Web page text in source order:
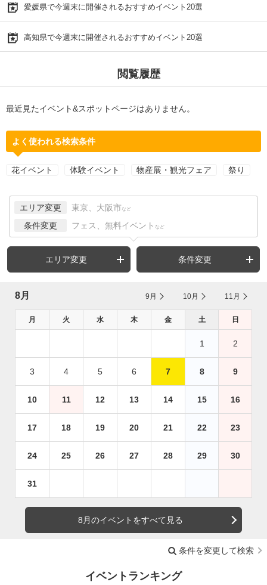
愛媛県で今週末に開催されるおすすめイベント20選
高知県で今週末に開催されるおすすめイベント20選
閲覧履歴
最近見たイベント&スポットページはありません。
よく使われる検索条件
花イベント 体験イベント 物産展・観光フェア 祭り
エリア変更 東京、大阪市 など
条件変更 フェス、無料イベント など
エリア変更 条件変更
8月 9月 10月 11月
月 火 水 木 金 土 日
1 2
3 4 5 6 7 8 9
10 11 12 13 14 15 16
17 18 19 20 21 22 23
24 25 26 27 28 29 30
31
8月のイベントをすべて見る
条件を変更して検索
イベントランキング